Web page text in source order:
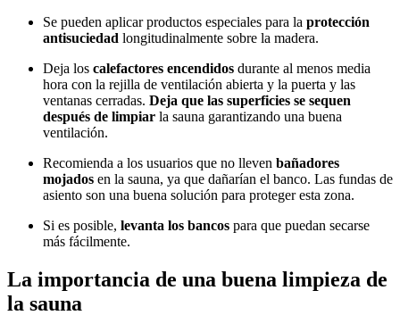
Se pueden aplicar productos especiales para la protección
antisuciedad longitudinalmente sobre la madera.
Deja los calefactores encendidos durante al menos media
hora con la rejilla de ventilación abierta y la puerta y las
ventanas cerradas. Deja que las superficies se sequen
después de limpiar la sauna garantizando una buena
ventilación.
Recomienda a los usuarios que no lleven bañadores
mojados en la sauna, ya que dañarían el banco. Las fundas de
asiento son una buena solución para proteger esta zona.
Si es posible, levanta los bancos para que puedan secarse
más fácilmente.
La importancia de una buena limpieza de
la sauna